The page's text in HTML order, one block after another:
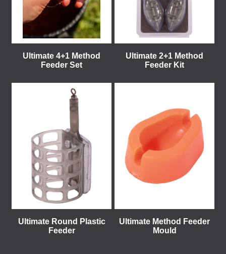
Ultimate 4+1 Method
Feeder Set
Ultimate 2+1 Method
Feeder Kit
Ultimate Round Plastic
Feeder
Ultimate Method Feeder
Mould